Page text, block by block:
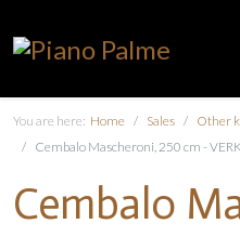
You are here: Home Sales
Other
Cembalo Mascheroni, 250 cm -
Cembalo